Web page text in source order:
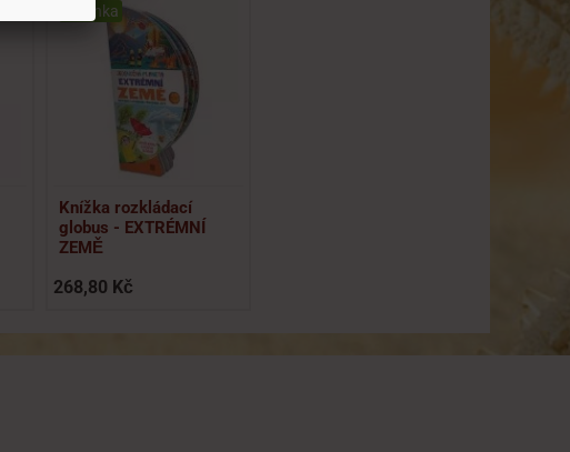
Novinka
Knížka rozkládací
globus - EXTRÉMNÍ
ZEMĚ
268,80 Kč